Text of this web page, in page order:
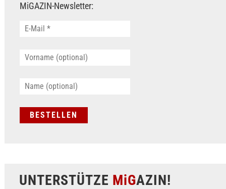
MiGAZIN-Newsletter:
UNTERSTÜTZE MiGAZIN!